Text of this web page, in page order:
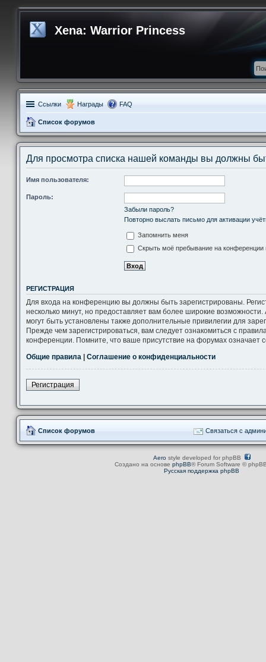
Xena: Warrior Princess
Ссылки Награды FAQ
Список форумов
Для просмотра списка нашей команды вы должны
Имя пользователя:
Пароль:
Забыли пароль?
Повторно выслать письмо для активации
Запомнить меня
Скрыть моё пребывание на конференции
РЕГИСТРАЦИЯ
Для входа на конференцию вы должны быть зарегистрированы.
несколько минут, но предоставляет вам более широкие
могут быть установлены также дополнительные привилегии для
Прежде чем зарегистрироваться, вам следует ознакомиться с
конференции. Помните, что ваше присутствие на форумах означает
Общие правила
Соглашение о конфиденциальности
Регистрация
Список форумов Связаться с
Aerostyle developed for phpBB
Создано на основе phpBB® Forum Software ©
Русская поддержка phpBB